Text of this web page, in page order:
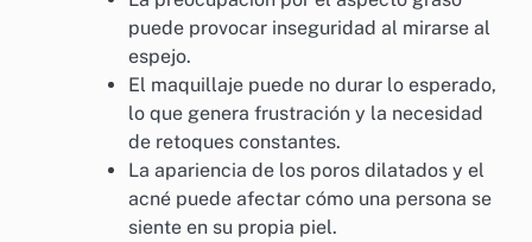
puede provocar inseguridad al mirarse al
espejo.
El maquillaje puede no durar lo esperado,
lo que genera frustración y la necesidad
de retoques constantes.
La apariencia de los poros dilatados y el
acné puede afectar cómo una persona se
siente en su propia piel.